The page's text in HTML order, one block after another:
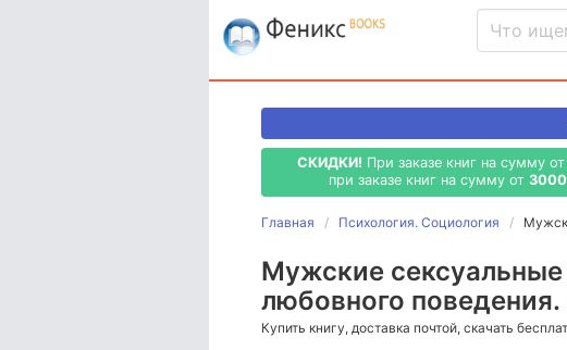
СКИДКИ! При заказе книг на сумму от
при заказе книг на сумму от
Главная Психология. Социология
Мужские сексуальные
любовного
Купить книгу, доставка почтой, скачать